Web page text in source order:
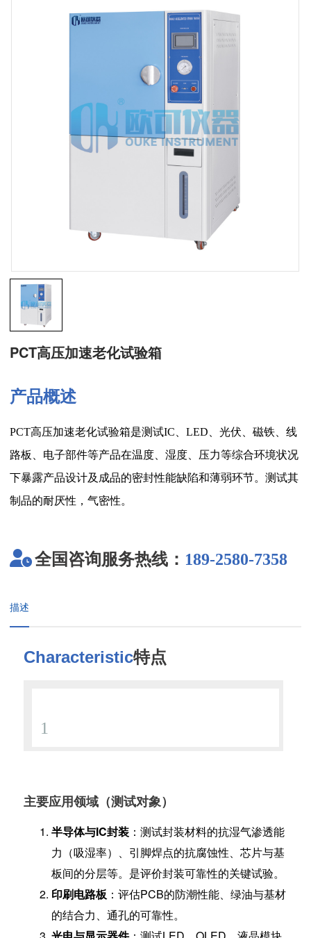
PCT高压加速老化试验箱
产品概述
PCT高压加速老化试验箱是测试IC、LED、光伏、磁铁、线
路板、电子部件等产品在温度、湿度、压力等综合环境状况
下暴露产品设计及成品的密封性能缺陷和薄弱环节。测试其
制品的耐厌性，气密性。
全国咨询服务热线： 189-2580-7358
描述
Characteristic特点
1
主要应用领域（测试对象）
半导体与IC封装 ：测试封装材料的抗湿气渗透能
力（吸湿率）、引脚焊点的抗腐蚀性、芯片与基
板间的分层等。是评价封装可靠性的关键试验。
印刷电路板 ：评估PCB的防潮性能、绿油与基材
的结合力、通孔的可靠性。